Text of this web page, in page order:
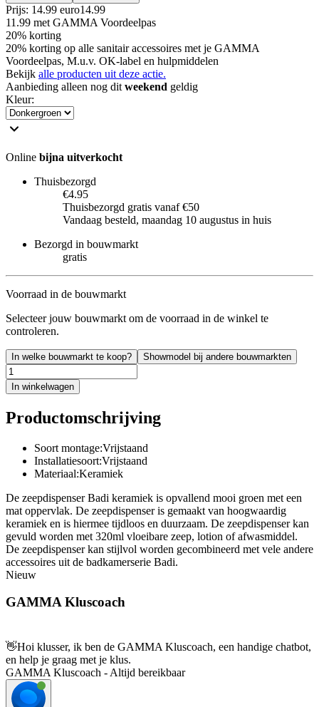
Prijs: 14.99 euro14.99
11.99 met GAMMA Voordeelpas
20% korting
20% korting op alle sanitair accessoires met je GAMMA
Voordeelpas, M.u.v. OK-label en hulpmiddelen
Bekijk alle producten uit deze actie.
Aanbieding alleen nog dit weekend geldig
Kleur:
Online bijna uitverkocht
Thuisbezorgd
€4.95
Thuisbezorgd gratis vanaf €50
Vandaag besteld, maandag 10 augustus in huis
Bezorgd in bouwmarkt
gratis
Voorraad in de bouwmarkt
Selecteer jouw bouwmarkt om de voorraad in de winkel te
controleren.
In welke bouwmarkt te koop? Showmodel bij andere bouwmarkten
In winkelwagen
Productomschrijving
Soort montage:Vrijstaand
Installatiesoort:Vrijstaand
Materiaal:Keramiek
De zeepdispenser Badi keramiek is opvallend mooi groen met een
mat oppervlak. De zeepdispenser is gemaakt van hoogwaardig
keramiek en is hiermee tijdloos en duurzaam. De zeepdispenser kan
gevuld worden met 320ml vloeibare zeep, lotion of afwasmiddel.
De zeepdispenser kan stijlvol worden gecombineerd met vele andere
accessoires uit de badkamerserie Badi.
Nieuw
GAMMA Kluscoach
👋Hoi klusser, ik ben de GAMMA Kluscoach, een handige chatbot,
en help je graag met je klus.
GAMMA Kluscoach - Altijd bereikbaar